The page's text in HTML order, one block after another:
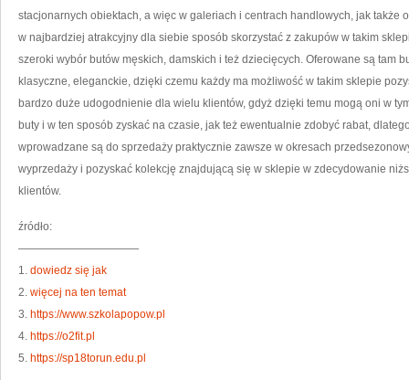
stacjonarnych obiektach, a więc w galeriach i centrach handlowych, jak także
w najbardziej atrakcyjny dla siebie sposób skorzystać z zakupów w takim
szeroki wybór butów męskich, damskich i też dziecięcych. Oferowane są tam
klasyczne, eleganckie, dzięki czemu każdy ma możliwość w takim sklepie
bardzo duże udogodnienie dla wielu klientów, gdyż dzięki temu mogą oni w
buty i w ten sposób zyskać na czasie, jak też ewentualnie zdobyć rabat,
wprowadzane są do sprzedaży praktycznie zawsze w okresach
wyprzedaży i pozyskać kolekcję znajdującą się w sklepie w zdecydowanie
klientów.
źródło:
———————————
1. dowiedz się jak
2. więcej na ten temat
3. https://www.szkolapopow.pl
4. https://o2fit.pl
5. https://sp18torun.edu.pl